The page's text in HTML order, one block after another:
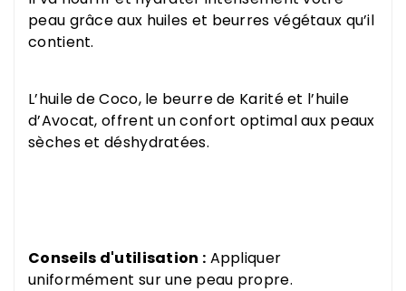
peau grâce aux huiles et beurres végétaux qu’il
contient.
L’huile de Coco, le beurre de Karité et l’huile
d’Avocat, offrent un confort optimal aux peaux
sèches et déshydratées.
Conseils d'utilisation : Appliquer
uniformément sur une peau propre.